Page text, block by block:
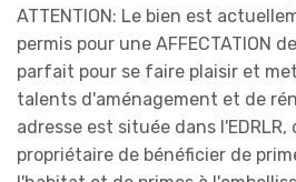
ATTENTION: Le bien est
permis pour une AFFECTATION
parfait pour se faire plaisir et
talents d'aménagement et de
adresse est située dans
propriétaire de bénéficier de